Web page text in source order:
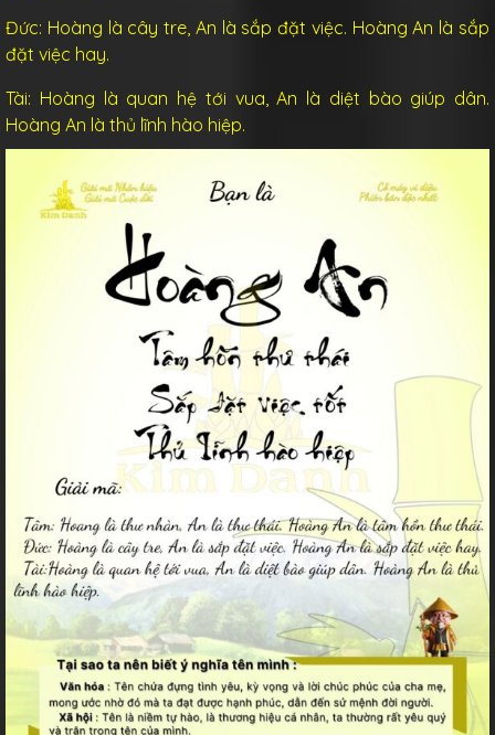
Đức: Hoàng là cây tre, An là sắp đặt việc. Hoàng An là sắp
đặt việc hay.
Tài: Hoàng là quan hệ tới vua, An là diệt bào giúp dân.
Hoàng An là thủ lĩnh hào hiệp.